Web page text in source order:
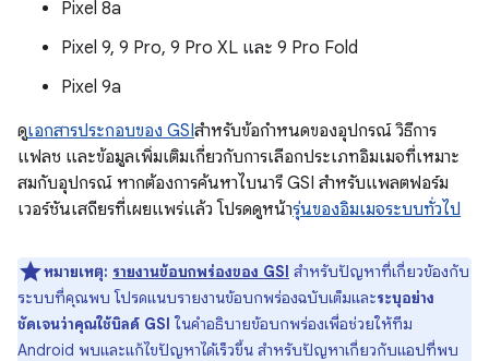
Pixel 8a
Pixel 9, 9 Pro, 9 Pro XL และ 9 Pro Fold
Pixel 9a
ดูเอกสารประกอบของ GSIสำหรับข้อกำหนดของอุปกรณ์ วิธีการ
แฟลช และข้อมูลเพิ่มเติมเกี่ยวกับการเลือกประเภทอิมเมจที่เหมาะ
สมกับอุปกรณ์ หากต้องการค้นหาไบนารี GSI สำหรับแพลตฟอร์ม
เวอร์ชันเสถียรที่เผยแพร่แล้ว โปรดดูหน้ารุ่นของอิมเมจระบบทั่วไป
หมายเหตุ: รายงานข้อบกพร่องของ GSI สำหรับปัญหาที่เกี่ยวข้องกับ
ระบบที่คุณพบ โปรดแนบรายงานข้อบกพร่องฉบับเต็มและระบุอย่าง
ชัดเจนว่าคุณใช้บิลด์ GSI ในคำอธิบายข้อบกพร่องเพื่อช่วยให้ทีม
Android พบและแก้ไขปัญหาได้เร็วขึ้น สำหรับปัญหาเกี่ยวกับแอปที่พบ